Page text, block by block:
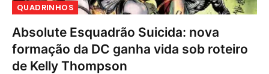
QUADRINHOS
Absolute Esquadrão Suicida: nova
formação da DC ganha vida sob roteiro
de Kelly Thompson